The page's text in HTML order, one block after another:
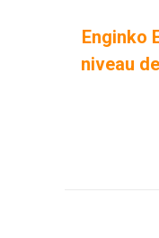
Enginko
niveau